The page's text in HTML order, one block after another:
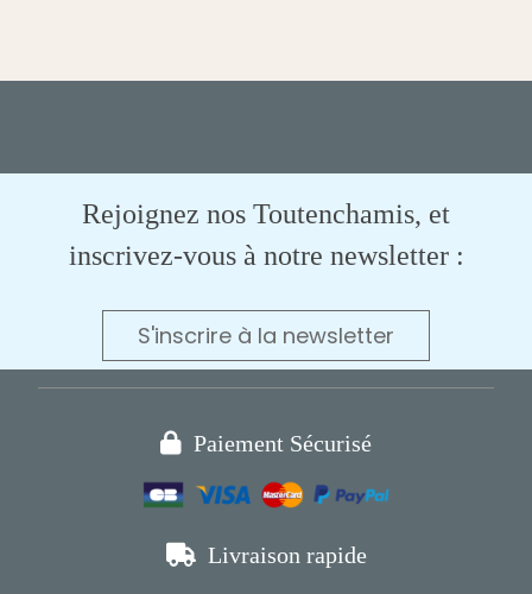
Rejoignez nos Toutenchamis, et
inscrivez-vous à notre newsletter :
S'inscrire à la newsletter
 Paiement Sécurisé
 Livraison rapide